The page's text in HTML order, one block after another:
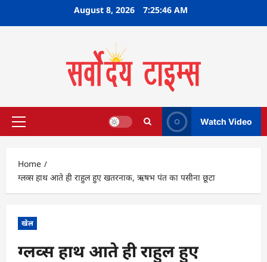
August 8, 2026 7:25:47 AM
Primary
Watch Video
Home
ग्लव्स हाथ आते ही राहुल हुए खतरनाक, ऋषभ पंत का पसीना छूटा
खेल
ग्लव्स हाथ आते ही राहुल हुए